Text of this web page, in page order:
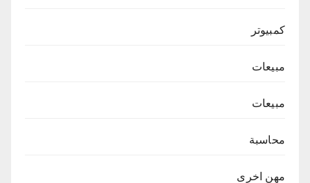
كمبيوتر
مبيعات
مبيعات
محاسبة
مهن اخرى